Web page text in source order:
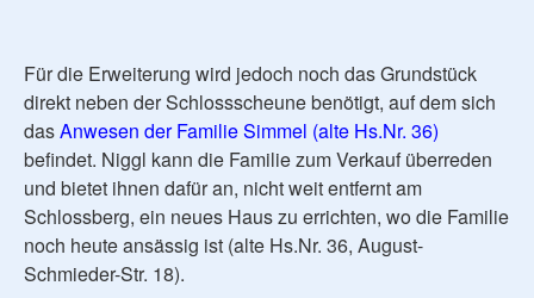
Für die Erweiterung wird jedoch noch das Grundstück
direkt neben der Schlossscheune benötigt, auf dem sich
dasAnwesen der Familie Simmel (alte Hs.Nr. 36)
befindet. Niggl kann die Familie zum Verkauf überreden
und bietet ihnen dafür an, nicht weit entfernt am
Schlossberg, ein neues Haus zu errichten, wo die Familie
noch heute ansässig ist (alte Hs.Nr. 36, August-
Schmieder-Str. 18).